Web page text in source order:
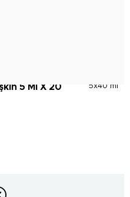
5x40 ml
5 Ml X 20